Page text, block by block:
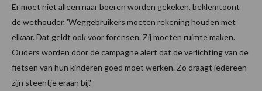
Er moet niet alleen naar boeren worden gekeken, beklemtoont
de wethouder. 'Weggebruikers moeten rekening houden met
elkaar. Dat geldt ook voor forensen. Zij moeten ruimte maken.
Ouders worden door de campagne alert dat de verlichting van de
fietsen van hun kinderen goed moet werken. Zo draagt iedereen
zijn steentje eraan bij.'